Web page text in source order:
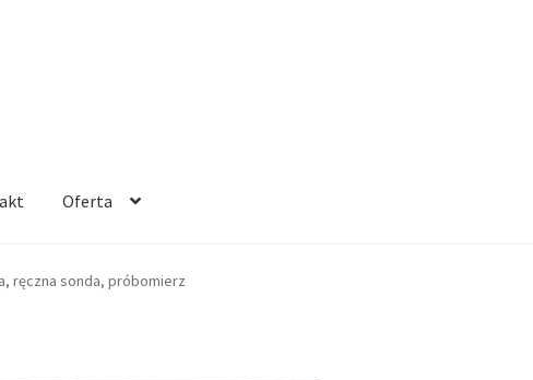
Oferta
ręczna sonda, próbomierz